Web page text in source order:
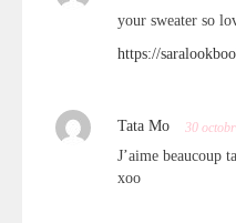
your sweater so
https://
Tata Mo 30
J’aime beaucoup
xoo